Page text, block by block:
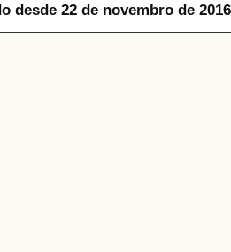
desde 22 de novembro de